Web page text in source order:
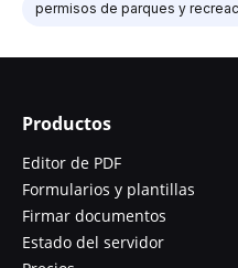
permisos de parques y
Productos
Editor de PDF
Formularios y plantillas
Firmar documentos
Estado del servidor